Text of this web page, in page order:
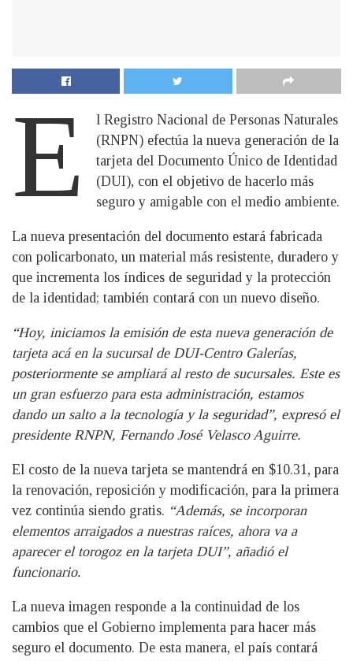
E
l Registro Nacional de Personas Naturales
(RNPN) efectúa la nueva generación de la
tarjeta del Documento Único de Identidad
(DUI), con el objetivo de hacerlo más
seguro y amigable con el medio ambiente.
La nueva presentación del documento estará fabricada
con policarbonato, un material más resistente, duradero y
que incrementa los índices de seguridad y la protección
de la identidad; también contará con un nuevo diseño.
“Hoy, iniciamos la emisión de esta nueva generación de
tarjeta acá en la sucursal de DUI-Centro Galerías,
posteriormente se ampliará al resto de sucursales. Este es
un gran esfuerzo para esta administración, estamos
dando un salto a la tecnología y la seguridad”, expresó el
presidente RNPN, Fernando José Velasco Aguirre.
El costo de la nueva tarjeta se mantendrá en $10.31, para
la renovación, reposición y modificación, para la primera
vez continúa siendo gratis. “Además, se incorporan
elementos arraigados a nuestras raíces, ahora va a
aparecer el torogoz en la tarjeta DUI”, añadió el
funcionario.
La nueva imagen responde a la continuidad de los
cambios que el Gobierno implementa para hacer más
seguro el documento. De esta manera, el país contará